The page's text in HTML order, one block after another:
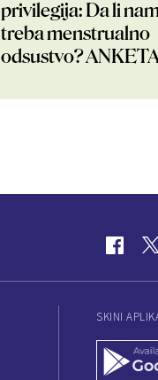
privilegija: Da li
treba menstrualno
odsustvo?
SKINI